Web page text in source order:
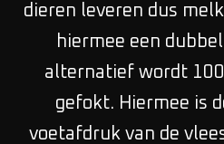
dieren leveren dus
hiermee een
alternatief wordt
gefokt. Hiermee is
voetafdruk van de